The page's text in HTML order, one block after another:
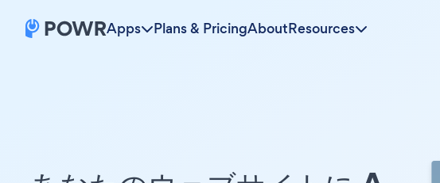
Apps Plans & PricingAboutResources